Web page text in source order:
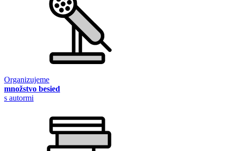
Organizujeme
množstvo besied
s autormi